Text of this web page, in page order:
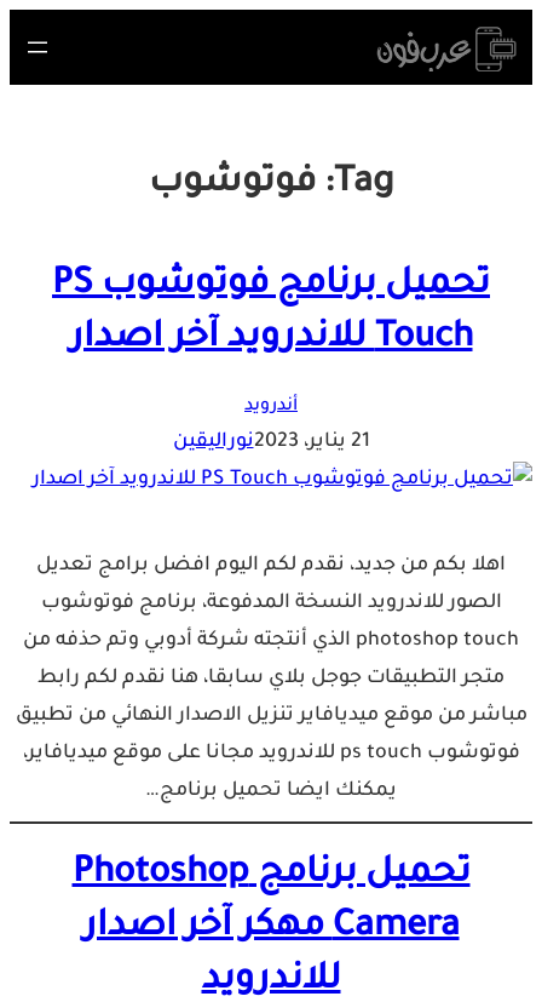
Skip
to
Tag: فوتوشوب
تحميل برنامج فوتوشوب PS
Touch للاندرويد آخر اصدار
أندرويد
21 يناير، 2023 نوراليقين
اهلا بكم من جديد، نقدم لكم اليوم افضل برامج تعديل
الصور للاندرويد النسخة المدفوعة، برنامج فوتوشوب
photoshop touch الذي أنتجته شركة أدوبي وتم حذفه من
متجر التطبيقات جوجل بلاي سابقا، هنا نقدم لكم رابط
مباشر من موقع ميديافاير تنزيل الاصدار النهائي من تطبيق
فوتوشوب ps touch للاندرويد مجانا على موقع ميديافاير،
يمكنك ايضا تحميل برنامج…
تحميل برنامج Photoshop
Camera مهكر آخر اصدار
للاندرويد